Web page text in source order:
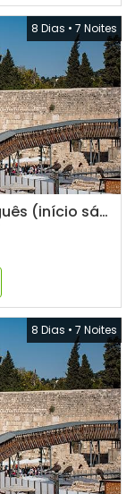
8 Dias • 7 Noites
Israel Mágico - Saídas em português (início sábados)
8 Dias • 7 Noites